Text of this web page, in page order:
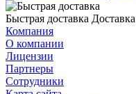
Быстрая доставка
Компания
О компании
Лицензии
Партнеры
Сотрудники